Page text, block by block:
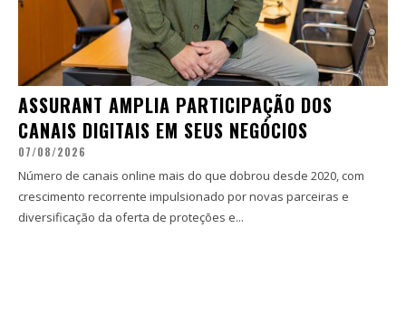
ASSURANT AMPLIA PARTICIPAÇÃO DOS
CANAIS DIGITAIS EM SEUS NEGÓCIOS
07/08/2026
Número de canais online mais do que dobrou desde 2020, com
crescimento recorrente impulsionado por novas parceiras e
diversificação da oferta de proteções e...